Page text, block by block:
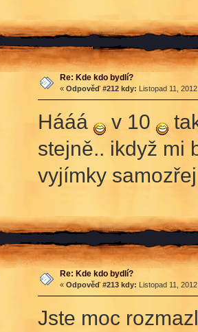
Re: Kde kdo bydlí?
« Odpověď #212 kdy: Listopad 11,
Hááá v 10
stejně.. ikdyž mi
vyjímky
Re: Kde kdo bydlí?
« Odpověď #213 kdy: Listopad 11,
Jste moc